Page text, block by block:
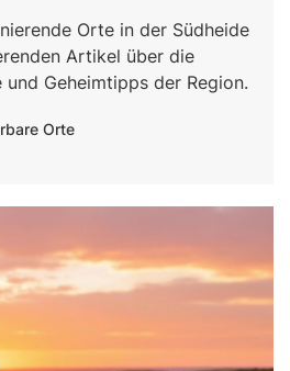
Orte in der Südheide
Artikel über die
Geheimtipps der Region.
Orte